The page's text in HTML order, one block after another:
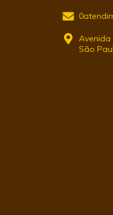
Avenida
São